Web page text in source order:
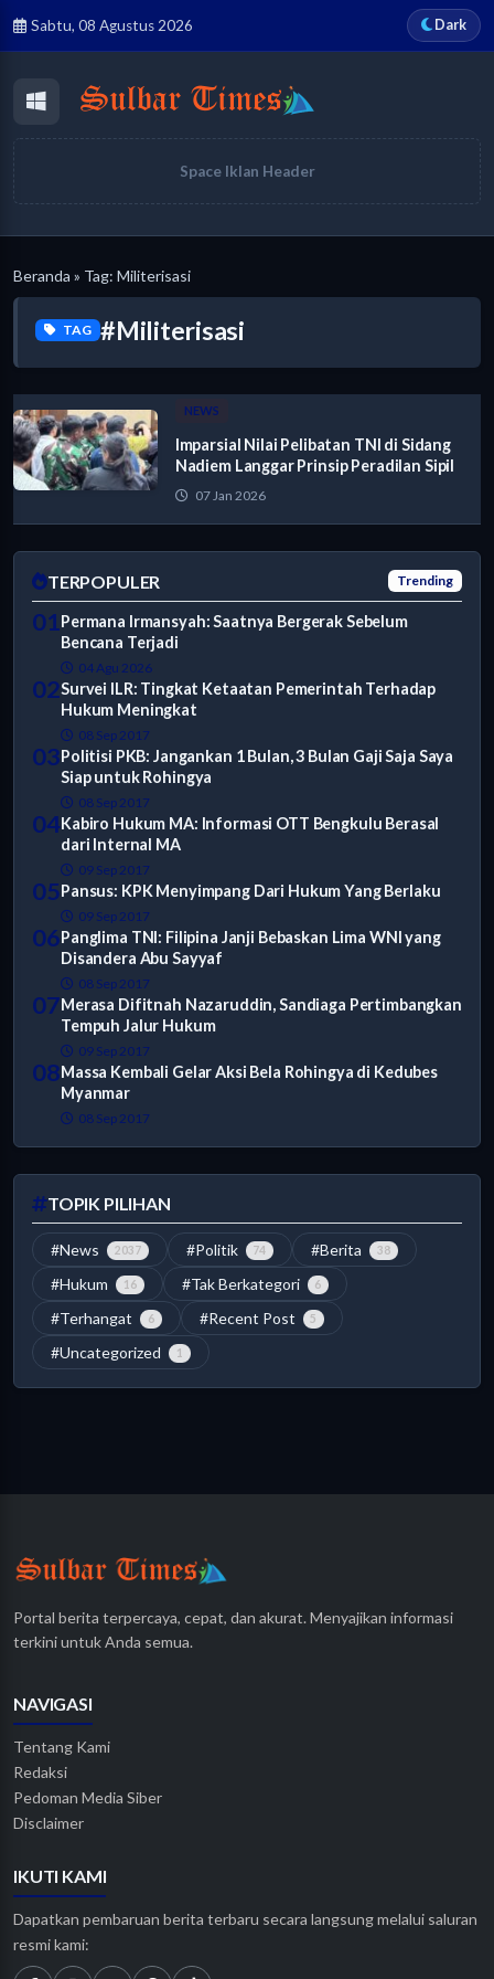
Sabtu, 08 Agustus 2026 Dark
Space Iklan Header
Beranda » Tag: Militerisasi
TAG #Militerisasi
NEWS
Imparsial Nilai Pelibatan TNI di Sidang
Nadiem Langgar Prinsip Peradilan Sipil
07 Jan 2026
TERPOPULER Trending
01Permana Irmansyah: Saatnya Bergerak Sebelum
Bencana Terjadi
04 Agu 2026
02Survei ILR: Tingkat Ketaatan Pemerintah Terhadap
Hukum Meningkat
08 Sep 2017
03Politisi PKB: Jangankan 1 Bulan, 3 Bulan Gaji Saja Saya
Siap untuk Rohingya
08 Sep 2017
04Kabiro Hukum MA: Informasi OTT Bengkulu Berasal
dari Internal MA
09 Sep 2017
05Pansus: KPK Menyimpang Dari Hukum Yang Berlaku
09 Sep 2017
06Panglima TNI: Filipina Janji Bebaskan Lima WNI yang
Disandera Abu Sayyaf
08 Sep 2017
07Merasa Difitnah Nazaruddin, Sandiaga Pertimbangkan
Tempuh Jalur Hukum
09 Sep 2017
08Massa Kembali Gelar Aksi Bela Rohingya di Kedubes
Myanmar
08 Sep 2017
TOPIK PILIHAN
#News 2037 #Politik 74 #Berita 38
#Hukum 16 #Tak Berkategori 6
#Terhangat 6 #Recent Post 5
#Uncategorized 1
Portal berita terpercaya, cepat, dan akurat. Menyajikan informasi
terkini untuk Anda semua.
NAVIGASI
Tentang Kami
Redaksi
Pedoman Media Siber
Disclaimer
IKUTI KAMI
Dapatkan pembaruan berita terbaru secara langsung melalui saluran
resmi kami: